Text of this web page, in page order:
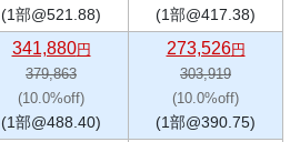
(1部@521.88) (1部@417.38)
341,880円
379,863
(10.0%off)
(1部@488.40)
273,526円
303,919
(10.0%off)
(1部@390.75)